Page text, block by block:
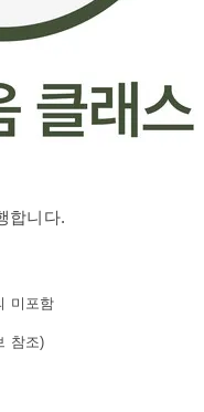
합니다.
미포함
참조)